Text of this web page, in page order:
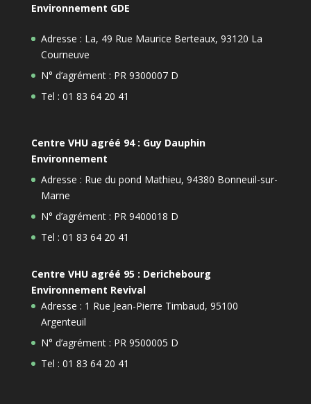
Environnement GDE
Adresse : La, 49 Rue Maurice Berteaux, 93120 La
Courneuve
N° d’agrément : PR 9300007 D
Tel : 01 83 64 20 41
Centre VHU agréé 94 : Guy Dauphin
Environnement
Adresse : Rue du pond Mathieu, 94380 Bonneuil-sur-
Marne
N° d’agrément : PR 9400018 D
Tel : 01 83 64 20 41
Centre VHU agréé 95 : Derichebourg
Environnement Revival
Adresse : 1 Rue Jean-Pierre Timbaud, 95100
Argenteuil
N° d’agrément : PR 9500005 D
Tel : 01 83 64 20 41